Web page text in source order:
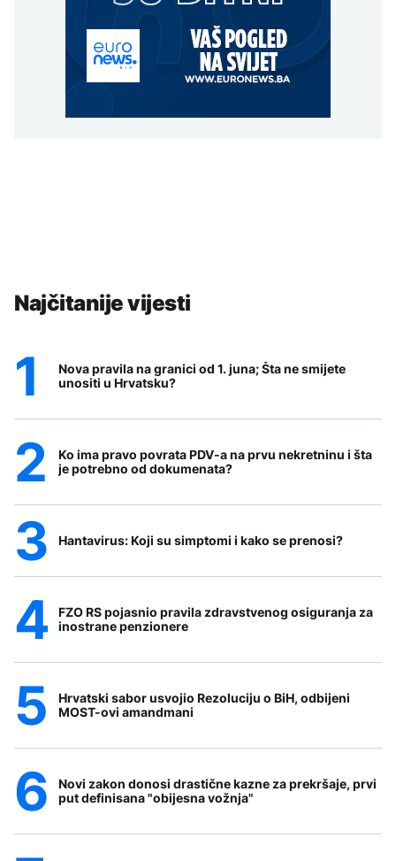
Najčitanije vijesti
Nova pravila na granici od 1. juna; Šta ne smijete
unositi u Hrvatsku?
Ko ima pravo povrata PDV-a na prvu nekretninu i šta
je potrebno od dokumenata?
Hantavirus: Koji su simptomi i kako se prenosi?
FZO RS pojasnio pravila zdravstvenog osiguranja za
inostrane penzionere
Hrvatski sabor usvojio Rezoluciju o BiH, odbijeni
MOST-ovi amandmani
Novi zakon donosi drastične kazne za prekršaje, prvi
put definisana "obijesna vožnja"